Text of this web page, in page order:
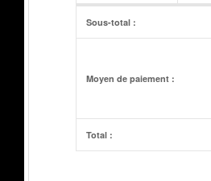
Sous-total :
Moyen de paiement :
Total :